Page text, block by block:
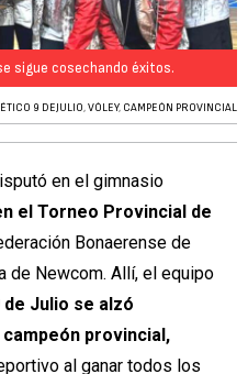
sigue cosechando éxitos.
9 DEJULIO,VÓLEY, CAMPEÓN PROVINCIAL
en el gimnasio
el Torneo Provincial de
Bonaerense de
de Newcom. Allí, el equipo
Julio se alzó
provincial,
al ganar todos los